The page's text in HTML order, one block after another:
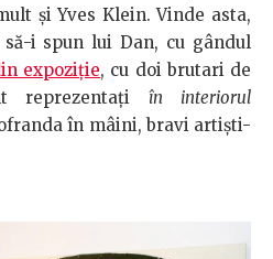
şi Yves Klein. Vinde asta,
i spun lui Dan, cu gândul
expoziţie, cu doi brutari de
reprezentaţiîn interiorul
în mâini, bravi artişti-